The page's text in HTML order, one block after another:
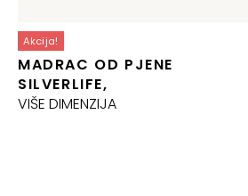
Akcija!
MADRAC OD PJENE
SILVERLIFE,
VIŠE DIMENZIJA